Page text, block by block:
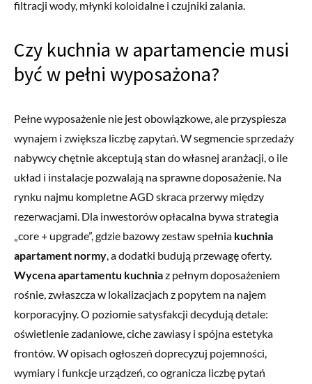
filtracji wody, młynki koloidalne i czujniki zalania.
Czy kuchnia w apartamencie musi
być w pełni wyposażona?
Pełne wyposażenie nie jest obowiązkowe, ale przyspiesza
wynajem i zwiększa liczbę zapytań. W segmencie sprzedaży
nabywcy chętnie akceptują stan do własnej aranżacji, o ile
układ i instalacje pozwalają na sprawne doposażenie. Na
rynku najmu kompletne AGD skraca przerwy między
rezerwacjami. Dla inwestorów opłacalna bywa strategia
„core + upgrade”, gdzie bazowy zestaw spełnia kuchnia
apartament normy, a dodatki budują przewagę oferty.
Wycena apartamentu kuchniaz pełnym doposażeniem
rośnie, zwłaszcza w lokalizacjach z popytem na najem
korporacyjny. O poziomie satysfakcji decydują detale:
oświetlenie zadaniowe, ciche zawiasy i spójna estetyka
frontów. W opisach ogłoszeń doprecyzuj pojemności,
wymiary i funkcje urządzeń, co ogranicza liczbę pytań